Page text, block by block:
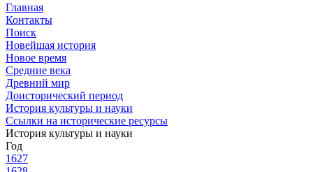
Главная
Контакты
Поиск
Новейшая история
Новое время
Средние века
Древний мир
Доисторический период
История культуры и науки
Ссылки на исторические ресурсы
История культуры и науки
Год
1627